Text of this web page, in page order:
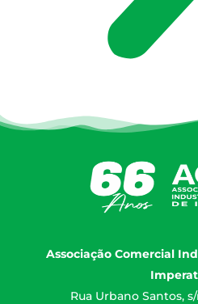
Associação Comercial
Rua Urbano Santos,